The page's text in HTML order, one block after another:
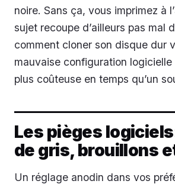
noire. Sans ça, vous imprimez à
sujet recoupe d’ailleurs pas mal
comment cloner son disque dur
mauvaise configuration
plus coûteuse en temps qu’un
Les pièges
de gris, brouillons
Un réglage anodin dans vos